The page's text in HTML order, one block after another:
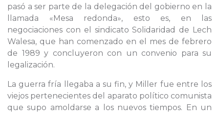
pasó a ser parte de la delegación del gobierno en la
llamada «Mesa redonda», esto es, en las
negociaciones con el sindicato Solidaridad de Lech
Walesa, que han comenzado en el mes de febrero
de 1989 y concluyeron con un convenio para su
legalización.
La guerra fría llegaba a su fin, y Miller fue entre los
viejos pertenecientes del aparato político comunista
que supo amoldarse a los nuevos tiempos. En un